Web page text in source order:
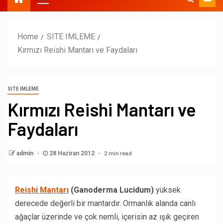
Home
SITE IMLEME
Kırmızı Reishi Mantarı ve Faydaları
SITE IMLEME
Kırmızı Reishi Mantarı ve
Faydaları
admin 28 Haziran 2012 2 min read
Reishi Mantarı (Ganoderma Lucidum) yüksek
derecede değerli bir mantardır. Ormanlık alanda canlı
ağaçlar üzerinde ve çok nemli, içerisin az ışık geçiren